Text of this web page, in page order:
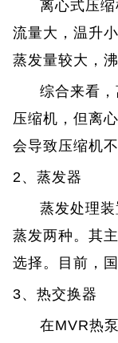
离心式压
流量大，温升
蒸发量较大，
综合来看
压缩机，但离
会导致压缩机不
2、蒸发器
蒸发处理
蒸发两种。其
选择。目前，
3、热交换器
在MVR热